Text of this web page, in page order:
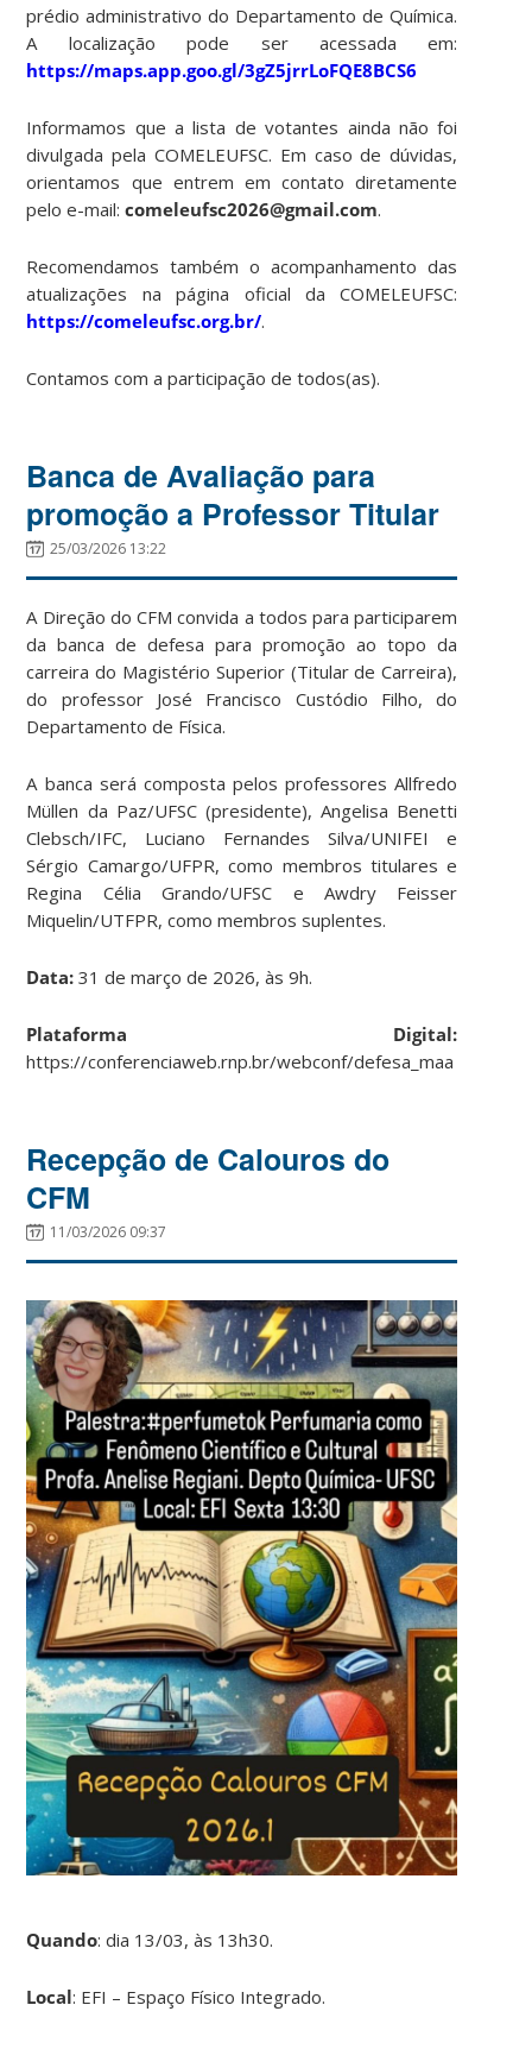
prédio administrativo do Departamento de Química.
A localização pode ser acessada em:
https://maps.app.goo.gl/3gZ5jrrLoFQE8BCS6
Informamos que a lista de votantes ainda não foi
divulgada pela COMELEUFSC. Em caso de dúvidas,
orientamos que entrem em contato diretamente
pelo e-mail:comeleufsc2026@gmail.com.
Recomendamos também o acompanhamento das
atualizações na página oficial da COMELEUFSC:
https://comeleufsc.org.br/.
Contamos com a participação de todos(as).
Banca de Avaliação para
promoção a Professor Titular
25/03/2026 13:22
A Direção do CFM convida a todos para participarem
da banca de defesa para promoção ao topo da
carreira do Magistério Superior (Titular de Carreira),
do professor José Francisco Custódio Filho, do
Departamento de Física.
A banca será composta pelos professores Allfredo
Müllen da Paz/UFSC (presidente), Angelisa Benetti
Clebsch/IFC, Luciano Fernandes Silva/UNIFEI e
Sérgio Camargo/UFPR, como membros titulares e
Regina Célia Grando/UFSC e Awdry Feisser
Miquelin/UTFPR, como membros suplentes.
Data: 31 de março de 2026, às 9h.
Plataforma Digital:
https://conferenciaweb.rnp.br/webconf/defesa_maa
Recepção de Calouros do
CFM
11/03/2026 09:37
Quando: dia 13/03, às 13h30.
Local: EFI – Espaço Físico Integrado.